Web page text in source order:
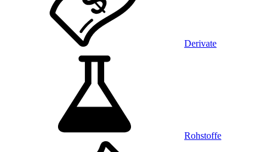
Derivate
Rohstoffe